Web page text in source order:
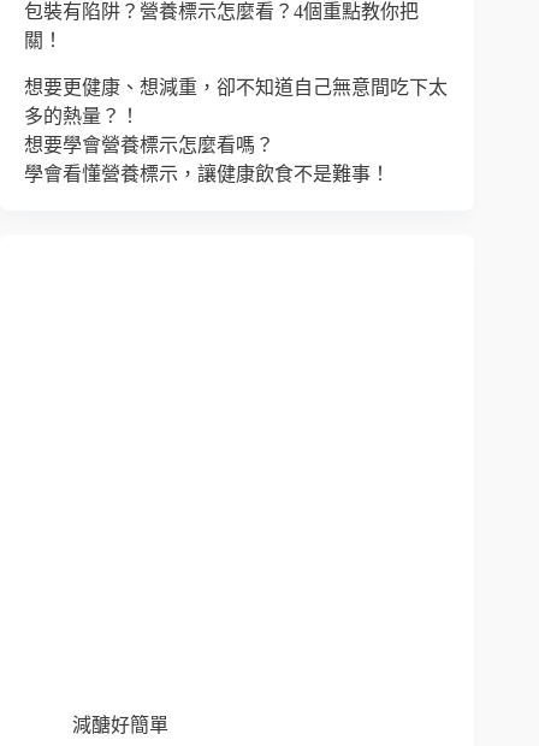
包裝有陷阱？營養標示怎麼看？4個重點教你把
關！
想要更健康、想減重，卻不知道自己無意間吃下太
多的熱量？！
想要學會營養標示怎麼看嗎？
學會看懂營養標示，讓健康飲食不是難事！
減醣好簡單